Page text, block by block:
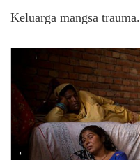
Keluarga mangsa trauma.